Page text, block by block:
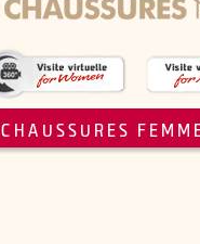
CHAUSSURES